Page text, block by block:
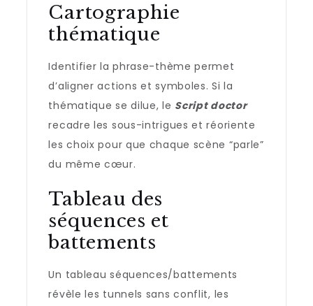
Cartographie
thématique
Identifier la phrase-thème permet
d’aligner actions et symboles. Si la
thématique se dilue, le Script doctor
recadre les sous-intrigues et réoriente
les choix pour que chaque scène “parle”
du même cœur.
Tableau des
séquences et
battements
Un tableau séquences/battements
révèle les tunnels sans conflit, les